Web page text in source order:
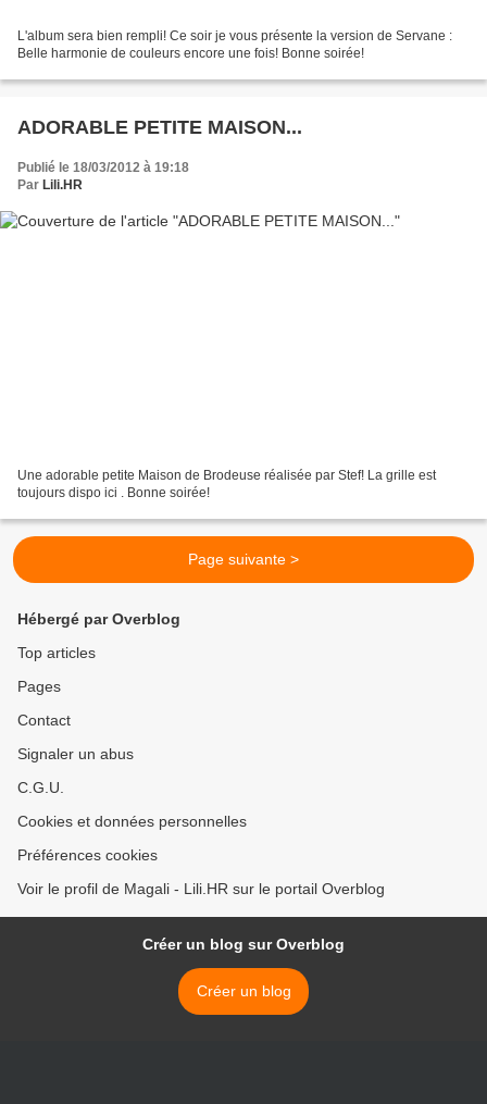
L'album sera bien rempli! Ce soir je vous présente la version de Servane :
Belle harmonie de couleurs encore une fois! Bonne soirée!
ADORABLE PETITE MAISON...
Publié le 18/03/2012 à 19:18
Par Lili.HR
Une adorable petite Maison de Brodeuse réalisée par Stef! La grille est
toujours dispo ici . Bonne soirée!
Page suivante >
Hébergé par Overblog
Top articles
Pages
Contact
Signaler un abus
C.G.U.
Cookies et données personnelles
Préférences cookies
Voir le profil de Magali - Lili.HR sur le portail Overblog
Créer un blog sur Overblog
Créer un blog